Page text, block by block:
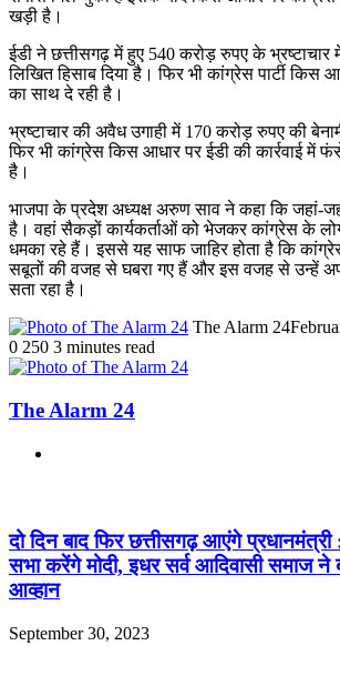
खड़ी है।
ईडी ने छत्तीसगढ़ में हुए 540 करोड़ रुपए के
लिखित हिसाब दिया है। फिर भी कांग्रेस पार्टी किस
का साथ दे रही है।
भ्रष्टाचार की अवैध उगाही में 170 करोड़ रुपए की
फिर भी कांग्रेस किस आधार पर ईडी की कार्रवाई में
है।
भाजपा के प्रदेश अध्यक्ष अरुण साव ने कहा कि जहां-
है। वहां सैकड़ों कार्यकर्ताओं को भेजकर कांग्रेस के
धमका रहे हैं। इससे यह साफ जाहिर होता है कि
सबूतों की वजह से घबरा गए हैं और इस वजह से उन्हें
सता रहा है।
The Alarm 24
0 250 3 minutes read
The Alarm 24
दो दिन बाद फिर छत्तीसगढ़ आएंगे
सभा करेंगे मोदी, इधर सर्व आदिवासी समाज ने
आव्हान
September 30, 2023